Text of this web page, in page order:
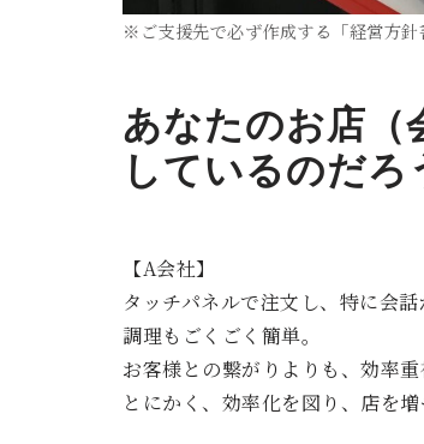
※ご支援先で必ず作成する「経営方針
あなたのお店（
しているのだろ
【A会社】
タッチパネルで注文し、特に会
調理もごくごく簡単。
お客様との繋がりよりも、効率重
とにかく、効率化を図り、店を